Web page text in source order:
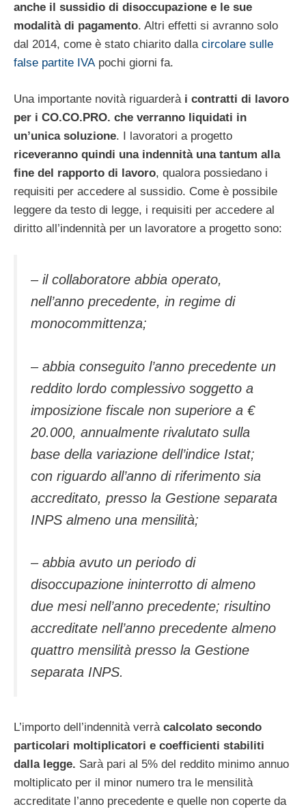
anche il sussidio di disoccupazione e le sue
modalità di pagamento. Altri effetti si avranno solo
dal 2014, come è stato chiarito dalla circolare sulle
false partite IVApochi giorni fa.
Una importante novità riguarderà i contratti di lavoro
per i CO.CO.PRO. che verranno liquidati in
un’unica soluzione. I lavoratori a progetto
riceveranno quindi una indennità una tantum alla
fine del rapporto di lavoro, qualora possiedano i
requisiti per accedere al sussidio. Come è possibile
leggere da testo di legge, i requisiti per accedere al
diritto all’indennità per un lavoratore a progetto sono:
– il collaboratore abbia operato,
nell’anno precedente, in regime di
monocommittenza;
– abbia conseguito l’anno precedente un
reddito lordo complessivo soggetto a
imposizione fiscale non superiore a €
20.000, annualmente rivalutato sulla
base della variazione dell’indice Istat;
con riguardo all’anno di riferimento sia
accreditato, presso la Gestione separata
INPS almeno una mensilità;
– abbia avuto un periodo di
disoccupazione ininterrotto di almeno
due mesi nell’anno precedente; risultino
accreditate nell’anno precedente almeno
quattro mensilità presso la Gestione
separata INPS.
L’importo dell’indennità verrà calcolato secondo
particolari moltiplicatori e coefficienti stabiliti
dalla legge. Sarà pari al 5% del reddito minimo annuo
moltiplicato per il minor numero tra le mensilità
accreditate l’anno precedente e quelle non coperte da